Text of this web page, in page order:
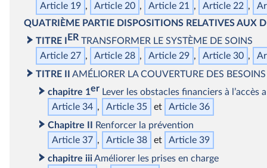
Article 19
Article 20 Article 21 Article 22
QUATRIÈME PARTIE DISPOSITIONS RELATIVES AUX
TITRE I
ER TRANSFORMER LE SYSTÈME DE SOINS
Article 27
Article 28 Article 29 Article 30
TITRE II
AMÉLIORER LA COUVERTURE DES
chapitre 1er Lever les obstacles financiers à l’accès
Article 34
Article 35
Article 36
Chapitre II
Renforcer la prévention
Article 37
Article 38
Article 39
chapitre iiiAméliorer les prises en charge